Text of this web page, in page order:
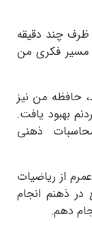
ظرف چند دقیقه
مسیر فکری من
حافظه من نیز
بهبود یافت.
ذهنی
از ریاضیات
ذهنم انجام
دهم.